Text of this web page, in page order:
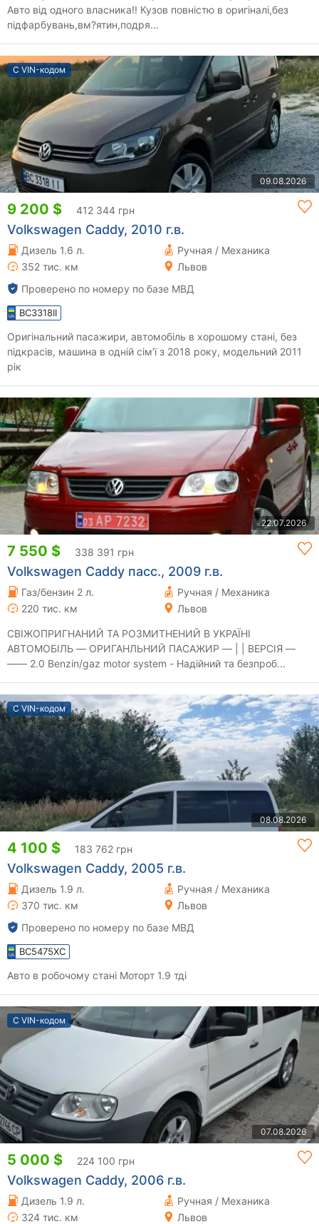
Авто від одного власника!! Кузов повністю в оригіналі,без
підфарбувань,вм?ятин,подря...
С VIN-кодом
09.08.2026
9 200 $ 412 344 грн
Volkswagen Caddy, 2010 г.в.
Дизель 1.6 л.
Ручная / Механика
352 тис. км
Львов
Проверено по номеру по базе МВД
BC3318II
Оригінальний пасажири, автомобіль в хорошому стані, без
підкрасів, машина в одній сім’ї з 2018 року, модельний 2011
рік
22.07.2026
7 550 $ 338 391 грн
Volkswagen Caddy пасс., 2009 г.в.
Газ/бензин 2 л.
Ручная / Механика
220 тис. км
Львов
СВІЖОПРИГНАНИЙ ТА РОЗМИТНЕНИЙ В УКРАЇНІ
АВТОМОБІЛЬ — ОРИГАНЛЬНИЙ ПАСАЖИР — | | ВЕРСІЯ —
—— 2.0 Benzin/gaz motor system - Надійний та безпроб...
С VIN-кодом
08.08.2026
4 100 $ 183 762 грн
Volkswagen Caddy, 2005 г.в.
Дизель 1.9 л.
Ручная / Механика
370 тис. км
Львов
Проверено по номеру по базе МВД
BC5475XC
Авто в робочому стані Моторт 1.9 тді
С VIN-кодом
07.08.2026
5 000 $ 224 100 грн
Volkswagen Caddy, 2006 г.в.
Дизель 1.9 л.
Ручная / Механика
324 тис. км
Львов